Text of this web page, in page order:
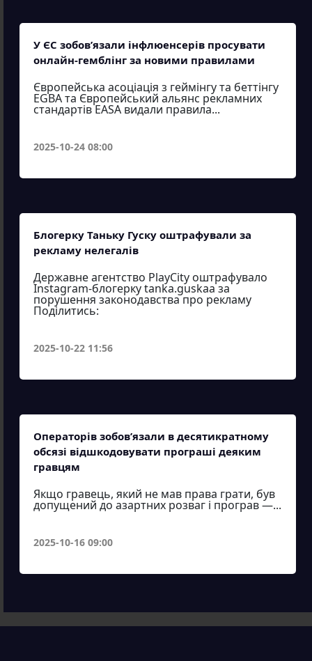
У ЄС зобов’язали інфлюенсерів просувати
онлайн-гемблінг за новими правилами
Європейська асоціація з геймінгу та беттінгу
EGBA та Європейський альянс рекламних
стандартів EASA видали правила...
2025-10-24 08:00
Блогерку Таньку Гуску оштрафували за
рекламу нелегалів
Державне агентство PlayCity оштрафувало
Instagram-блогерку tanka.guskaa за
порушення законодавства про рекламу
Поділитись:
2025-10-22 11:56
Операторів зобов’язали в десятикратному
обсязі відшкодовувати програші деяким
гравцям
Якщо гравець, який не мав права грати, був
допущений до азартних розваг і програв —...
2025-10-16 09:00